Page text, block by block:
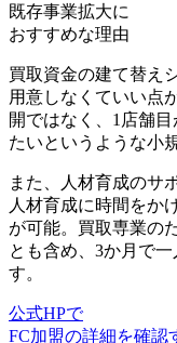
既存事業拡大に
おすすめな理由
買取資金の建て替え
用意しなくていい点
開ではなく、1店舗
たいというような小
また、人材育成のサ
人材育成に時間をか
が可能。買取専業の
とも含め、3か月で
す。
公式HPで
FC加盟の詳細を確認